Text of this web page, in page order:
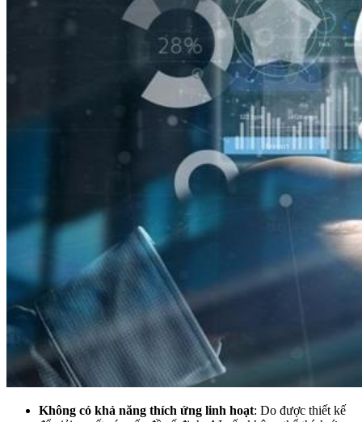
Không có khả năng thích ứng linh hoạt: Do được thiết kế